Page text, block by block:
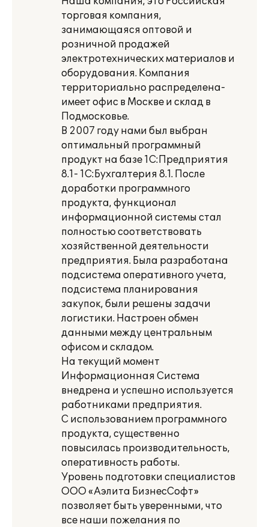
торговая компания,
занимающаяся оптовой и
розничной продажей
электротехнических материалов и
оборудования. Компания
территориально распределена-
имеет офис в Москве и склад в
Подмосковье.
В 2007 году нами был выбран
оптимальный программный
продукт на базе 1С:Предприятия
8.1- 1С:Бухгалтерия 8.1. После
доработки программного
продукта, функционал
информационной системы стал
полностью соответствовать
хозяйственной деятельности
предприятия. Была разработана
подсистема оперативного учета,
подсистема планирования
закупок, были решены задачи
логистики. Настроен обмен
данными между центральным
офисом и складом.
На текущий момент
Информационная Система
внедрена и успешно используется
работниками предприятия.
С использованием программного
продукта, существенно
повысилась производительность,
оперативность работы.
Уровень подготовки специалистов
ООО «Аэлита БизнесСофт»
позволяет быть уверенными, что
все наши пожелания по